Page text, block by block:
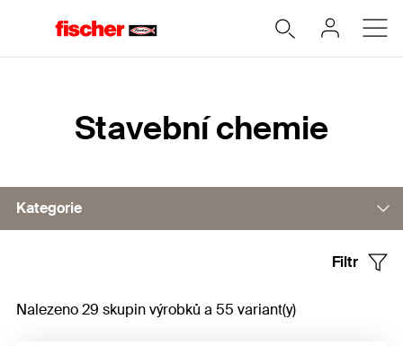
Stavební chemie
Kategorie
Těsnící tmely
Filtr
Nalezeno 29 skupin výrobků a 55 variant(y)